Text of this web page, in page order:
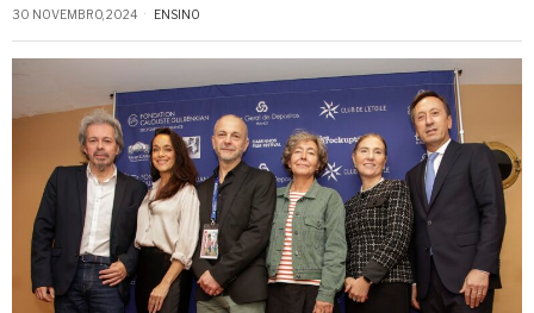
30 NOVEMBRO, 2024 ENSINO